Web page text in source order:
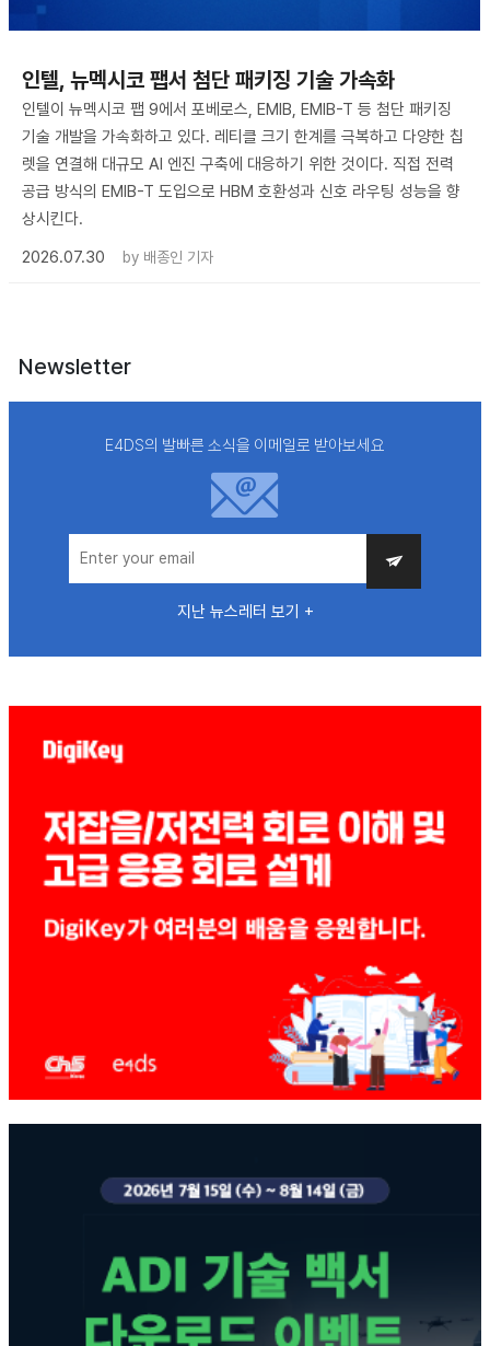
인텔, 뉴멕시코 팹서 첨단 패키징 기술 가속화
인텔이 뉴멕시코 팹 9에서 포베로스, EMIB, EMIB-T 등 첨단 패키징
기술 개발을 가속화하고 있다. 레티클 크기 한계를 극복하고 다양한 칩
렛을 연결해 대규모 AI 엔진 구축에 대응하기 위한 것이다. 직접 전력
공급 방식의 EMIB-T 도입으로 HBM 호환성과 신호 라우팅 성능을 향
상시킨다.
2026.07.30
by 배종인 기자
Newsletter
E4DS의 발빠른 소식을 이메일로 받아보세요
지난 뉴스레터 보기 +